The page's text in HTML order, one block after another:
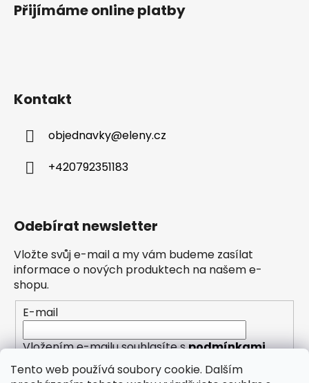
Tento web používá soubory cookie. Dalším
Přijímáme online platby
Kontakt
objednavky@eleny.cz
+420792351183
Odebírat newsletter
Vložte svůj e-mail a my vám budeme zasílat
informace o nových produktech na našem e-
shopu.
E-mail
Vložením e-mailu souhlasíte spodmínkami
ochrany osobních údajů